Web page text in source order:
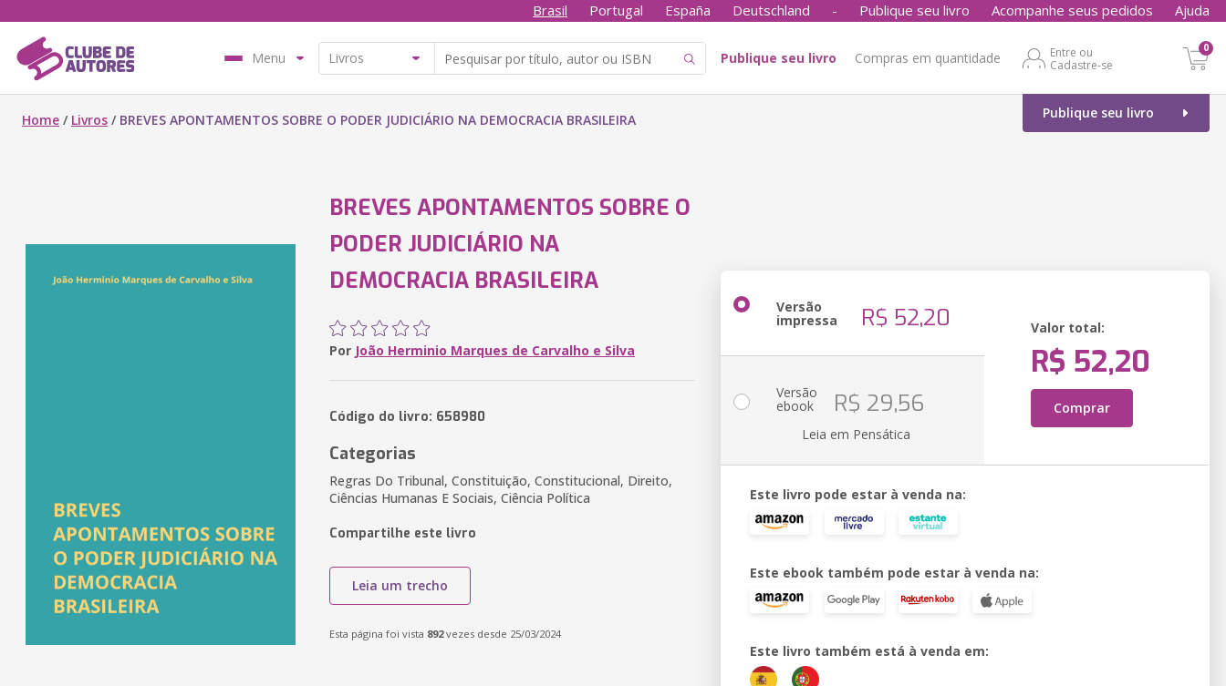
Brasil Portugal España Deutschland - Publique seu livro Acompanhe seus pedidos Ajuda
Menu Publique seu livro Compras em quantidade
Entre ou
Cadastre-se
0
Publique seu livro
Home / Livros / BREVES APONTAMENTOS SOBRE O PODER JUDICIÁRIO NA DEMOCRACIA BRASILEIRA
BREVES APONTAMENTOS SOBRE O
PODER JUDICIÁRIO NA
DEMOCRACIA BRASILEIRA
Por João Herminio Marques de Carvalho e Silva
Código do livro: 658980
Categorias
Regras Do Tribunal, Constituição, Constitucional, Direito,
Ciências Humanas E Sociais, Ciência Política
Compartilhe este livro
Leia um trecho
Esta página foi vista 892vezes desde 25/03/2024
Versão
impressa R$ 52,20 Valor total:
R$ 52,20
Comprar
Versão
ebook R$ 29,56
Leia em Pensática
Este livro pode estar à venda na:
Este ebook também pode estar à venda na:
Este livro também está à venda em: